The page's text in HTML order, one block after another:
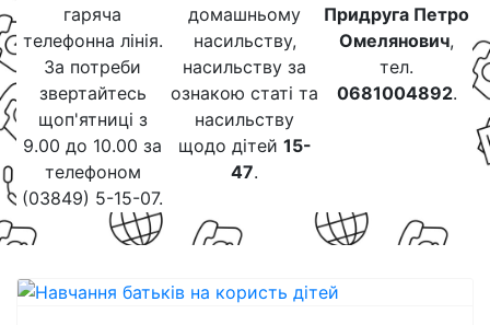
гаряча
телефонна лінія.
За потреби
звертайтесь
щоп'ятниці з
9.00 до 10.00 за
телефоном
(03849) 5-15-07.
домашньому
насильству,
насильству за
ознакою статі та
насильству
щодо дітей 15-
47.
Придруга Петро
Омелянович,
тел.
0681004892.